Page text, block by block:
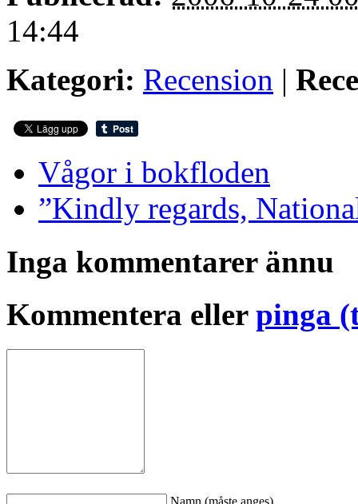
14:44
Kategori: Recension |
Vågor i bokfloden
”Kindly regards,
Inga kommentarer ännu
Kommentera eller pinga